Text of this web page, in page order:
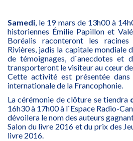
Samedi, le 19 mars de 13h00 à
historiennes Émilie Papillon et
Boréalis raconteront les
Rivières, jadis la capitale mondiale
de témoignages, d`anecdotes et
transporteront le visiteur au cœur
Cette activité est présentée
internationale de la Francophonie.
La cérémonie de clôture se tiendra
16h30 à 17h00 à l`Espace Radio-
dévoilera le nom des auteurs
Salon du livre 2016 et du prix des
livre 2016.